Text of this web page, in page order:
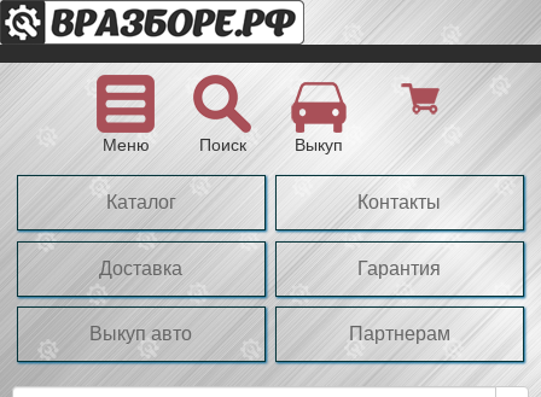
Меню Поиск Выкуп
Каталог Контакты
Доставка Гарантия
Выкуп авто Партнерам